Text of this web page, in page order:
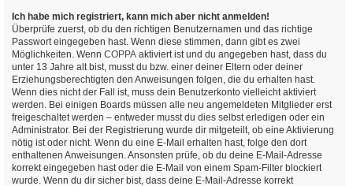
Ich habe mich registriert, kann mich aber nicht anmelden!
Überprüfe zuerst, ob du den richtigen Benutzernamen und das richtige
Passwort eingegeben hast. Wenn diese stimmen, dann gibt es zwei
Möglichkeiten. Wenn COPPA aktiviert ist und du angegeben hast, dass du
unter 13 Jahre alt bist, musst du bzw. einer deiner Eltern oder deiner
Erziehungsberechtigten den Anweisungen folgen, die du erhalten hast.
Wenn dies nicht der Fall ist, muss dein Benutzerkonto vielleicht aktiviert
werden. Bei einigen Boards müssen alle neu angemeldeten Mitglieder erst
freigeschaltet werden – entweder musst du dies selbst erledigen oder ein
Administrator. Bei der Registrierung wurde dir mitgeteilt, ob eine Aktivierung
nötig ist oder nicht. Wenn du eine E-Mail erhalten hast, folge den dort
enthaltenen Anweisungen. Ansonsten prüfe, ob du deine E-Mail-Adresse
korrekt eingegeben hast oder die E-Mail von einem Spam-Filter blockiert
wurde. Wenn du dir sicher bist, dass deine E-Mail-Adresse korrekt